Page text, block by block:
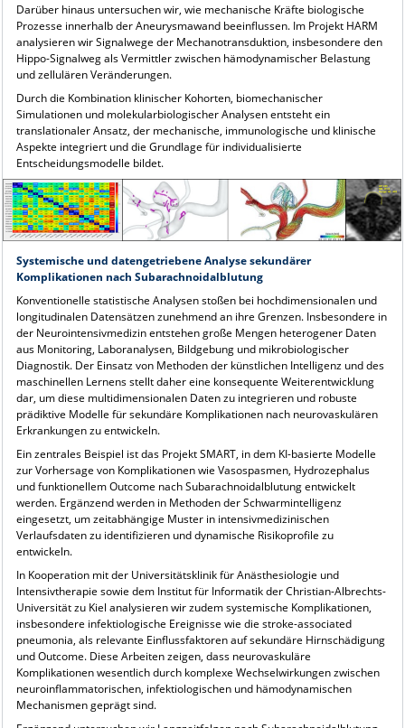
Darüber hinaus untersuchen wir, wie mechanische Kräfte biologische
Prozesse innerhalb der Aneurysmawand beeinflussen. Im Projekt HARM
analysieren wir Signalwege der Mechanotransduktion, insbesondere den
Hippo-Signalweg als Vermittler zwischen hämodynamischer Belastung
und zellulären Veränderungen.
Durch die Kombination klinischer Kohorten, biomechanischer
Simulationen und molekularbiologischer Analysen entsteht ein
translationaler Ansatz, der mechanische, immunologische und klinische
Aspekte integriert und die Grundlage für individualisierte
Entscheidungsmodelle bildet.
Systemische und datengetriebene Analyse sekundärer
Komplikationen nach Subarachnoidalblutung
Konventionelle statistische Analysen stoßen bei hochdimensionalen und
longitudinalen Datensätzen zunehmend an ihre Grenzen. Insbesondere in
der Neurointensivmedizin entstehen große Mengen heterogener Daten
aus Monitoring, Laboranalysen, Bildgebung und mikrobiologischer
Diagnostik. Der Einsatz von Methoden der künstlichen Intelligenz und des
maschinellen Lernens stellt daher eine konsequente Weiterentwicklung
dar, um diese multidimensionalen Daten zu integrieren und robuste
prädiktive Modelle für sekundäre Komplikationen nach neurovaskulären
Erkrankungen zu entwickeln.
Ein zentrales Beispiel ist das Projekt SMART, in dem KI-basierte Modelle
zur Vorhersage von Komplikationen wie Vasospasmen, Hydrozephalus
und funktionellem Outcome nach Subarachnoidalblutung entwickelt
werden. Ergänzend werden in Methoden der Schwarmintelligenz
eingesetzt, um zeitabhängige Muster in intensivmedizinischen
Verlaufsdaten zu identifizieren und dynamische Risikoprofile zu
entwickeln.
In Kooperation mit der Universitätsklinik für Anästhesiologie und
Intensivtherapie sowie dem Institut für Informatik der Christian-Albrechts-
Universität zu Kiel analysieren wir zudem systemische Komplikationen,
insbesondere infektiologische Ereignisse wie die stroke-associated
pneumonia, als relevante Einflussfaktoren auf sekundäre Hirnschädigung
und Outcome. Diese Arbeiten zeigen, dass neurovaskuläre
Komplikationen wesentlich durch komplexe Wechselwirkungen zwischen
neuroinflammatorischen, infektiologischen und hämodynamischen
Mechanismen geprägt sind.